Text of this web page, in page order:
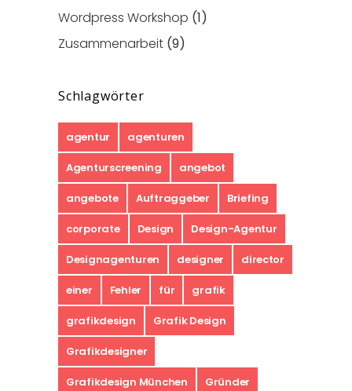
Wordpress Workshop (1)
Zusammenarbeit (9)
Schlagwörter
agentur agenturen
Agenturscreening angebot
angebote Auftraggeber Briefing
corporate Design Design-Agentur
Designagenturen designer director
einer Fehler für grafik
grafikdesign Grafik Design
Grafikdesigner
Grafikdesign München Gründer